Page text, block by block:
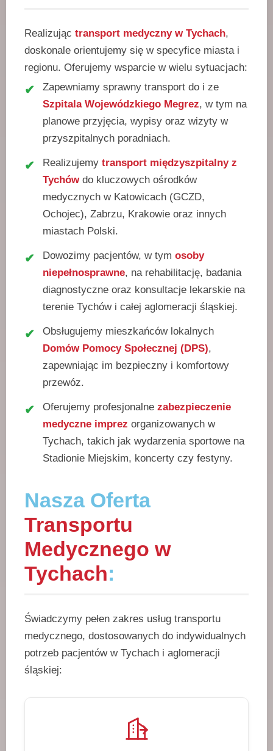
Realizując transport medyczny w Tychach,
doskonale orientujemy się w specyfice miasta i
regionu. Oferujemy wsparcie w wielu sytuacjach:
Zapewniamy sprawny transport do i ze
Szpitala Wojewódzkiego Megrez, w tym na
planowe przyjęcia, wypisy oraz wizyty w
przyszpitalnych poradniach.
Realizujemy transport międzyszpitalny z
Tychówdo kluczowych ośrodków
medycznych w Katowicach (GCZD,
Ochojec), Zabrzu, Krakowie oraz innych
miastach Polski.
Dowozimy pacjentów, w tym osoby
niepełnosprawne, na rehabilitację, badania
diagnostyczne oraz konsultacje lekarskie na
terenie Tychów i całej aglomeracji śląskiej.
Obsługujemy mieszkańców lokalnych
Domów Pomocy Społecznej (DPS),
zapewniając im bezpieczny i komfortowy
przewóz.
Oferujemy profesjonalne zabezpieczenie
medyczne imprez organizowanych w
Tychach, takich jak wydarzenia sportowe na
Stadionie Miejskim, koncerty czy festyny.
Nasza Oferta
Transportu
Medycznego w
Tychach:
Świadczymy pełen zakres usług transportu
medycznego, dostosowanych do indywidualnych
potrzeb pacjentów w Tychach i aglomeracji
śląskiej: